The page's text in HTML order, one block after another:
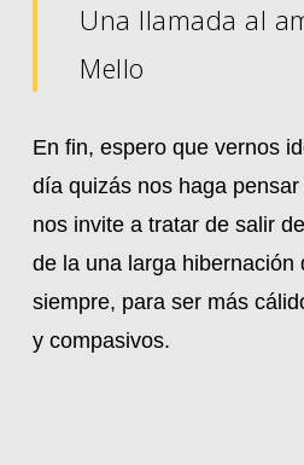
Una llamada al
Mello
En fin, espero que vernos
día quizás nos haga
nos invite a tratar de salir
de la una larga hibernación
siempre, para ser más
y compasivos.